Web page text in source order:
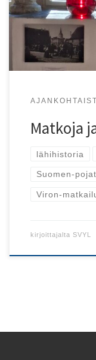
Matkoja
lähihistoria
Suomen-pojat
Viron-
kirjoittajalta SVYL